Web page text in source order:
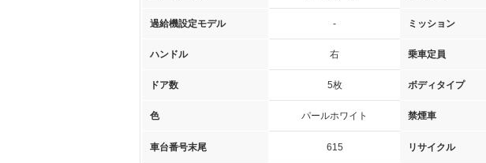
過給機設定モデル - ミッション
ハンドル 右 乗車定員
ドア数 5枚 ボディタイプ
色 パールホワイト 禁煙車
車台番号末尾 615 リサイクル